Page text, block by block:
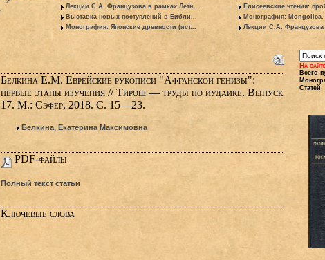
Лекции С.А. Французова в рамках Летн...
Выставка новых поступлений в Библи...
Монография: Японские древности (ист...
Елисеевские чтения:
Монография:
Лекции С.А. Французова
Белкина Е.М. Еврейские рукописи "Афганской генизы":
первые этапы изучения // Тирош — труды по иудаике. Выпуск
17. М.: Сэфер, 2018. С. 15—23.
Белкина, Екатерина Максимовна
PDF-файлы
Полный текст статьи
Ключевые слова
На
Всего
Статей